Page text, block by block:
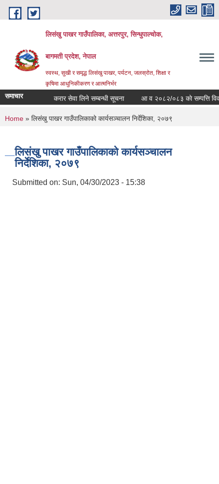
Skip to main content
लिसंखु पाखर गाउँपालिका, अत्तरपुर, सिन्धुपाल्चोक,
बागमती प्रदेश, नेपाल
स्वस्थ, सुखी र समृद्ध लिसंखु पाखर, पर्यटन, जलस्रोत, शिक्षा र
कृषिमा आधुनिकीकरण र आत्मनिर्भर
समाचार करार सेवा लिने सम्बन्धी सूचना आ व २०८२/०८३ काे सम्पत्ति विवरण
You are here
Home » लिसंखु पाखर गाउँपालिकाको कार्यसञ्‍चालन निर्देशिका, २०७९
लिसंखु पाखर गाउँपालिकाको कार्यसञ्‍चालन
निर्देशिका, २०७९
Submitted on: Sun, 04/30/2023 - 15:38